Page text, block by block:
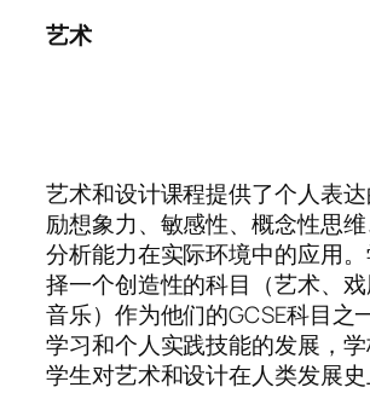
艺术
艺术和设计课程提供了个人表
励想象力、敏感性、概念性思
分析能力在实际环境中的应用
择一个创造性的科目（艺术、
音乐）作为他们的GCSE科目之
学习和个人实践技能的发展，
学生对艺术和设计在人类发展